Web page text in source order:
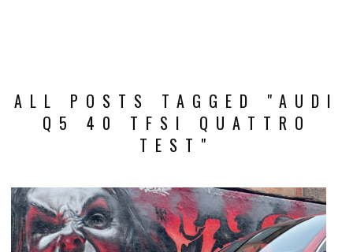
ALL POSTS TAGGED "AUDI
Q5 40 TFSI QUATTRO
TEST"